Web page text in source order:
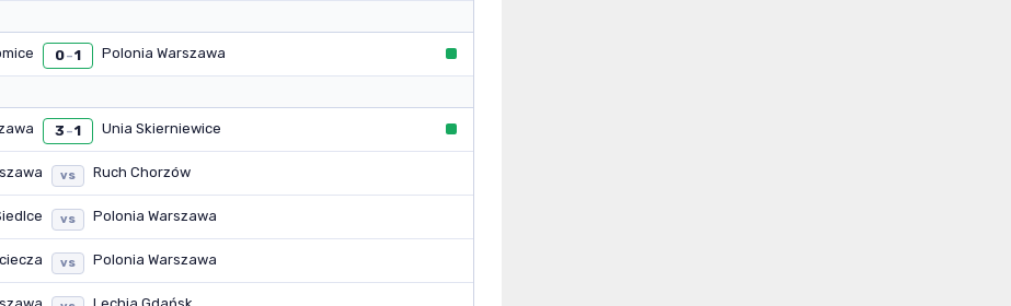
0–1 Polonia Warszawa
3 –1 Unia Skierniewice
vs Ruch Chorzów
vs Polonia Warszawa
vs Polonia Warszawa